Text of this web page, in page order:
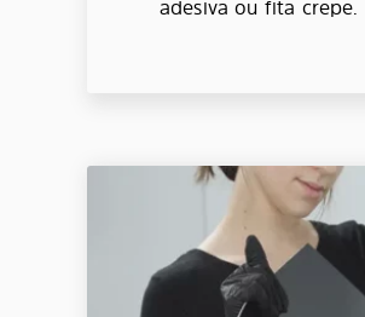
adesiva ou fita crepe.